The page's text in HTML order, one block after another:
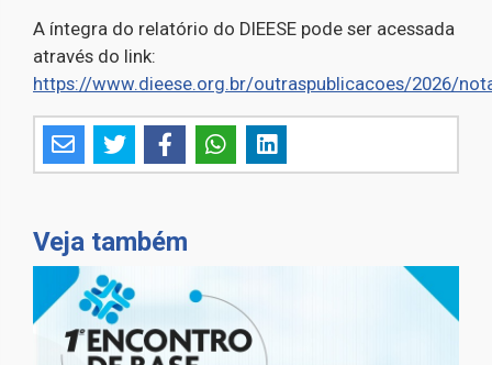
A íntegra do relatório do DIEESE pode ser acessada
através do link:
https://www.dieese.org.br/outraspublicacoes/2026/
Veja também